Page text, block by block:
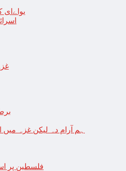
یواےای
غزہ پر
ہم آرام دہ لیکن غزہ میں
فلسطین پر